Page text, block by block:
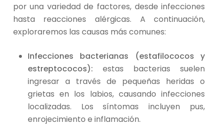
por una variedad de factores, desde infecciones
hasta reacciones alérgicas. A continuación,
exploraremos las causas más comunes:
Infecciones bacterianas (estafilococos y
estreptococos): estas bacterias suelen
ingresar a través de pequeñas heridas o
grietas en los labios, causando infecciones
localizadas. Los síntomas incluyen pus,
enrojecimiento e inflamación.